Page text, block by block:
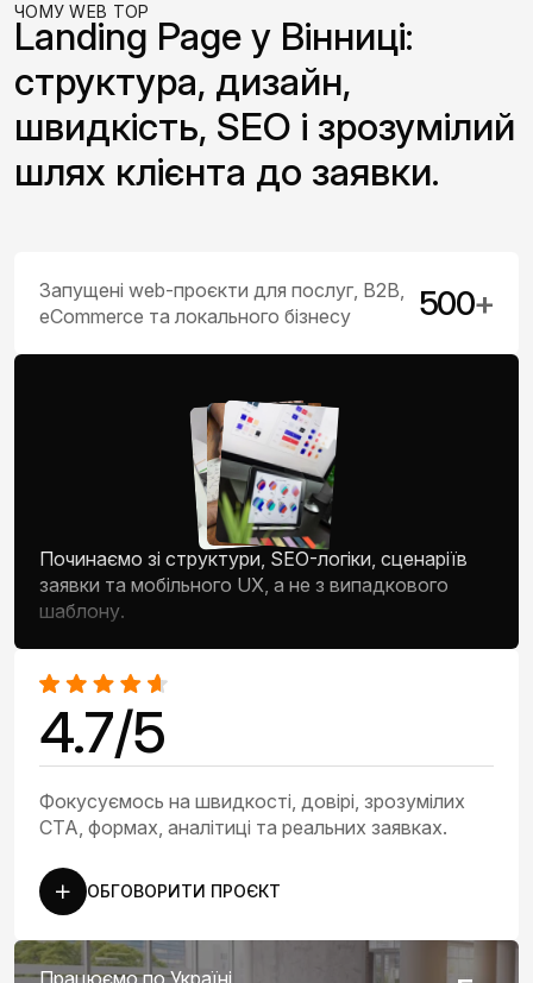
ЧОМУ WEB TOP
Landing Page у Вінниці:
структура, дизайн,
швидкість, SEO і зрозумілий
шлях клієнта до заявки.
Запущені web-проєкти для послуг, B2B,
eCommerce та локального бізнесу
500+
Починаємо зі структури, SEO-логіки, сценаріїв
заявки та мобільного UX, а не з випадкового
шаблону.
4.7/5
Фокусуємось на швидкості, довірі, зрозумілих
CTA, формах, аналітиці та реальних заявках.
ОБГОВОРИТИ ПРОЄКТ
Працюємо по Україні